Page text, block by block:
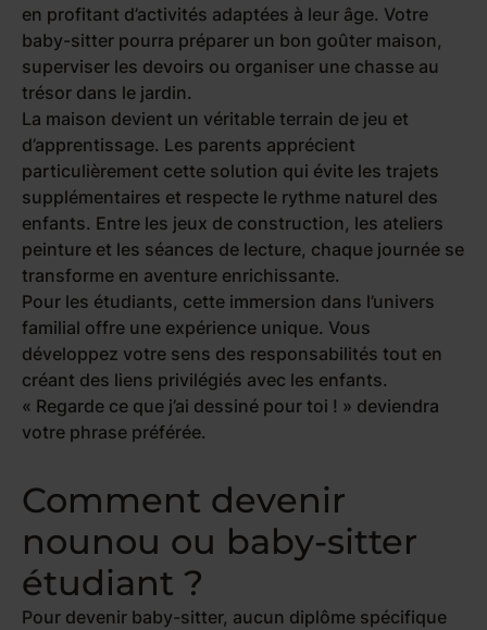
en profitant d’activités adaptées à leur âge. Votre
baby-sitter pourra préparer un bon goûter maison,
superviser les devoirs ou organiser une chasse au
trésor dans le jardin.
La maison devient un véritable terrain de jeu et
d’apprentissage. Les parents apprécient
particulièrement cette solution qui évite les trajets
supplémentaires et respecte le rythme naturel des
enfants. Entre les jeux de construction, les ateliers
peinture et les séances de lecture, chaque journée se
transforme en aventure enrichissante.
Pour les étudiants, cette immersion dans l’univers
familial offre une expérience unique. Vous
développez votre sens des responsabilités tout en
créant des liens privilégiés avec les enfants.
« Regarde ce que j’ai dessiné pour toi ! » deviendra
votre phrase préférée.
Comment devenir
nounou ou baby-sitter
étudiant ?
Pour devenir baby-sitter, aucun diplôme spécifique